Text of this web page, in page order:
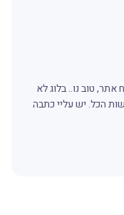
טוב נו.. בלוג לא
הכל. יש עליי כתבה